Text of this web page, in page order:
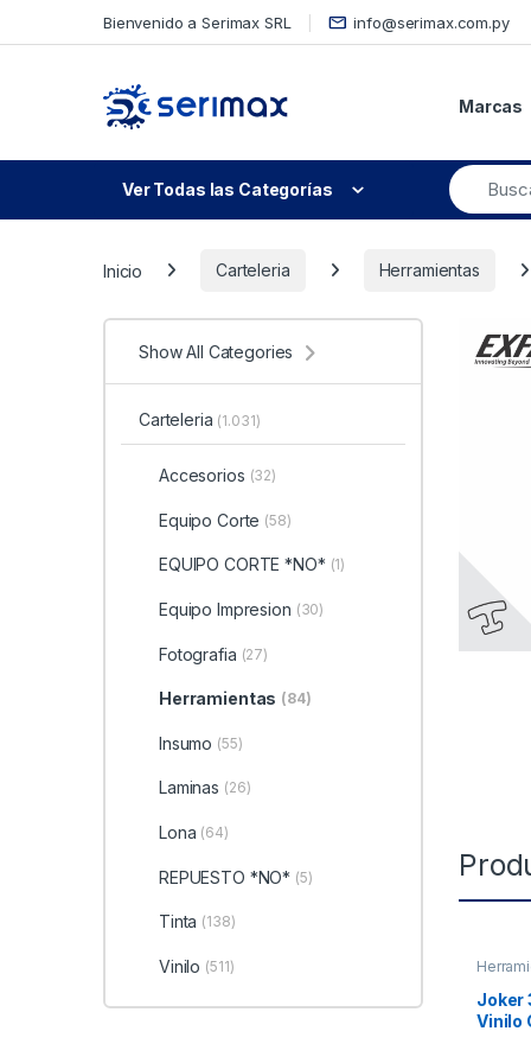
Bienvenido a Serimax SRL info@serimax.com.py
Marcas
Ver Todas las Categorías
Inicio Carteleria Herramientas
Joker
Vinilo
Show All Categories
Carteleria (1.031)
Accesorios (32)
Equipo Corte (58)
EQUIPO CORTE *NO* (1)
Equipo Impresion (30)
Fotografia (27)
Herramientas (84)
Insumo (55)
Laminas (26)
Lona (64)
REPUESTO *NO* (5)
Tinta (138)
Vinilo (511)